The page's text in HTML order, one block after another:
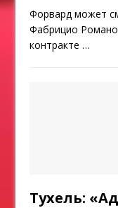
Форвард может
Фабрицио
контракте…
Тухель: